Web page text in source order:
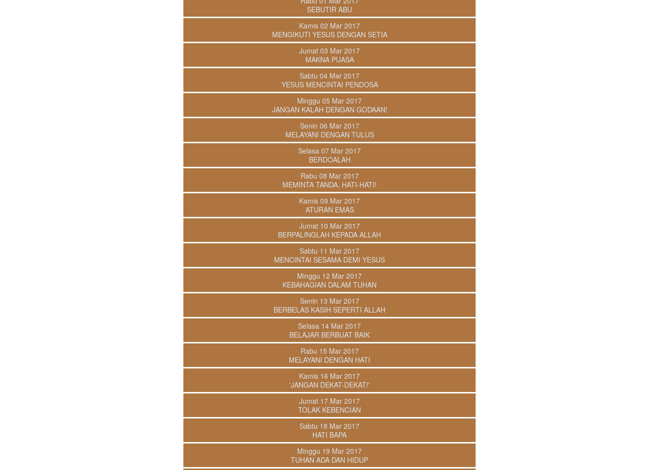
SEBUTIR ABU
Kamis 02 Mar 2017
MENGIKUTI YESUS DENGAN SETIA
Jumat 03 Mar 2017
MAKNA PUASA
Sabtu 04 Mar 2017
YESUS MENCINTAI PENDOSA
Minggu 05 Mar 2017
JANGAN KALAH DENGAN GODAAN!
Senin 06 Mar 2017
MELAYANI DENGAN TULUS
Selasa 07 Mar 2017
BERDOALAH
Rabu 08 Mar 2017
MEMINTA TANDA, HATI-HATI!
Kamis 09 Mar 2017
ATURAN EMAS
Jumat 10 Mar 2017
BERPALINGLAH KEPADA ALLAH
Sabtu 11 Mar 2017
MENCINTAI SESAMA DEMI YESUS
Minggu 12 Mar 2017
KEBAHAGIAN DALAM TUHAN
Senin 13 Mar 2017
BERBELAS KASIH SEPERTI ALLAH
Selasa 14 Mar 2017
BELAJAR BERBUAT BAIK
Rabu 15 Mar 2017
MELAYANI DENGAN HATI
Kamis 16 Mar 2017
'JANGAN DEKAT-DEKAT!'
Jumat 17 Mar 2017
TOLAK KEBENCIAN
Sabtu 18 Mar 2017
HATI BAPA
Minggu 19 Mar 2017
TUHAN ADA DAN HIDUP